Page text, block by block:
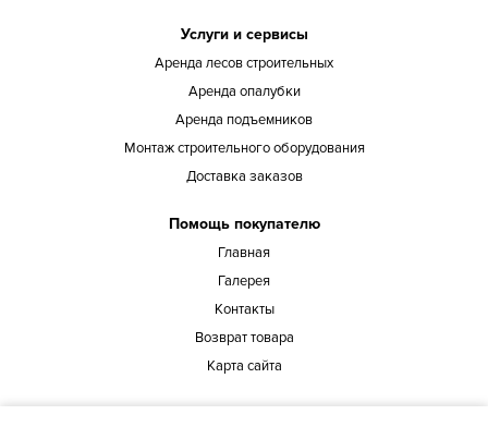
Услуги и сервисы
Аренда лесов строительных
Аренда опалубки
Аренда подъемников
Монтаж строительного оборудования
Доставка заказов
Помощь покупателю
Главная
Галерея
Контакты
Возврат товара
Карта сайта